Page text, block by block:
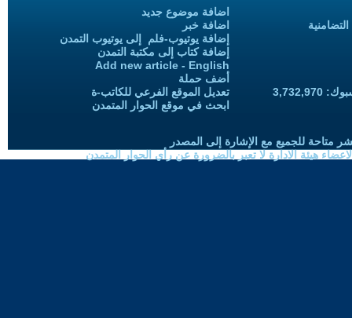
اضافة موضوع جديد
اضافة خبر
إضافة يوتيوب-فلم إلى يوتيوب التمدن
إضافة كتاب إلى مكتبة التمدن
Add new article - English
أضف حملة
تعديل الموقع الفرعي للكاتب-ة
ابحث في موقع الحوار المتمدن
متاحة للجميع مع الإشارة إلى المصدر
هيئة الادارة لا تعبر بالضرورة عن رأي الحوار المتمدن